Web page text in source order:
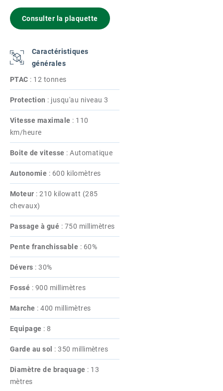
Consulter la plaquette
Caractéristiques
générales
PTAC : 12 tonnes
Protection : jusqu'au niveau 3
Vitesse maximale : 110
km/heure
Boite de vitesse :Automatique
Autonomie : 600 kilomètres
Moteur :210 kilowatt (285
chevaux)
Passage à gué : 750 millimètres
Pente franchissable : 60%
Dévers :30%
Fossé : 900 millimètres
Marche :400 millimètres
Equipage : 8
Garde au sol :350 millimètres
Diamètre de braquage : 13
mètres